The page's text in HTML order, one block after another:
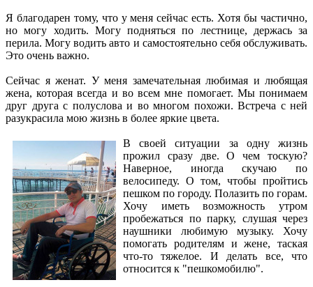
Я благодарен тому, что у меня сейчас есть. Хотя бы частично,
но могу ходить. Могу подняться по лестнице, держась за
перила. Могу водить авто и самостоятельно себя обслуживать.
Это очень важно.
Сейчас я женат. У меня замечательная любимая и любящая
жена, которая всегда и во всем мне помогает. Мы понимаем
друг друга с полуслова и во многом похожи. Встреча с ней
разукрасила мою жизнь в более яркие цвета.
В своей ситуации за одну жизнь
прожил сразу две. О чем тоскую?
Наверное, иногда скучаю по
велосипеду. О том, чтобы пройтись
пешком по городу. Полазить по горам.
Хочу иметь возможность утром
пробежаться по парку, слушая через
наушники любимую музыку. Хочу
помогать родителям и жене, таская
что-то тяжелое. И делать все, что
относится к "пешкомобилю".